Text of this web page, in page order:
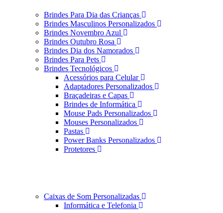
Brindes Para Dia das Crianças
Brindes Masculinos Personalizados
Brindes Novembro Azul
Brindes Outubro Rosa
Brindes Dia dos Namorados
Brindes Para Pets
Brindes Tecnológicos
Acessórios para Celular
Adaptadores Personalizados
Braçadeiras e Capas
Brindes de Informática
Mouse Pads Personalizados
Mouses Personalizados
Pastas
Power Banks Personalizados
Protetores
Caixas de Som Personalizadas
Informática e Telefonia